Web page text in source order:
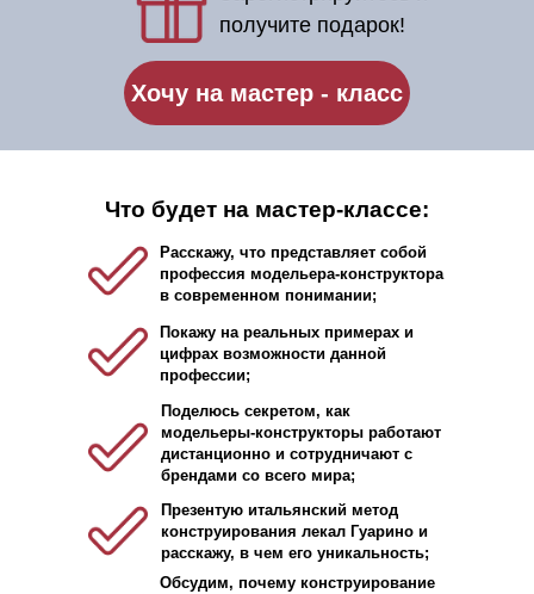
Хочу на мастер - класс
получите подарок!
Что будет на мастер-классе:
Расскажу, что представляет собой
профессия модельера-конструктора
в современном понимании;
Покажу на реальных примерах и
цифрах возможности данной
профессии;
Презентую итальянский метод
конструирования лекал Гуарино и
расскажу, в чем его уникальность;
Обсудим, почему конструирование
Поделюсь секретом, как
модельеры-конструкторы работают
дистанционно и сотрудничают с
брендами со всего мира;